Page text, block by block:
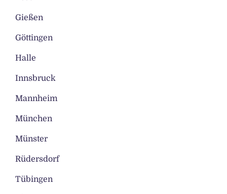
Gießen
Göttingen
Halle
Innsbruck
Mannheim
München
Münster
Rüdersdorf
Tübingen